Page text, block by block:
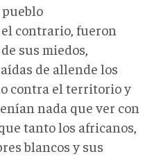
contrario, fueron
sus miedos,
de allende los
contra el territorio y
nada que ver con
tanto los africanos,
blancos y sus